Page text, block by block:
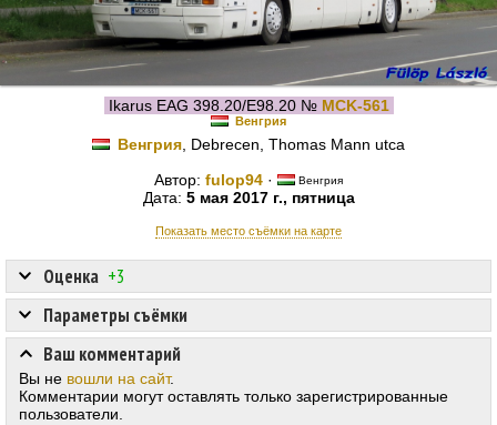
Ikarus EAG 398.20/E98.20 № MCK-561
Венгрия
Венгрия , Debrecen, Thomas Mann utca
Автор: fulop94 · Венгрия
Дата: 5 мая 2017 г., пятница
Показать место съёмки на карте
Оценка +3
Параметры съёмки
Ваш комментарий
Вы не вошли на сайт.
Комментарии могут оставлять только зарегистрированные
пользователи.